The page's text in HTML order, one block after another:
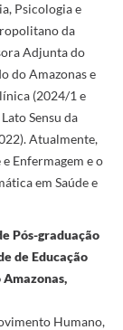
Psicologia e
da
Adjunta do
do Amazonas e
(2024/1 e
Sensu da
Atualmente,
Enfermagem e o
em Saúde e
Pós-graduação
de Educação
Humano,